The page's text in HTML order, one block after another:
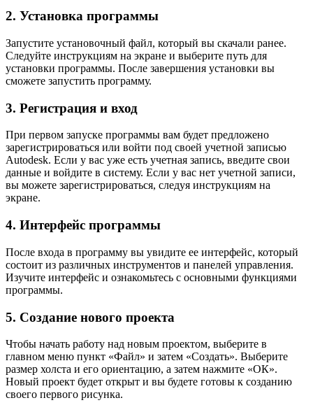
2. Установка программы
Запустите установочный файл, который вы скачали ранее.
Следуйте инструкциям на экране и выберите путь для
установки программы. После завершения установки вы
сможете запустить программу.
3. Регистрация и вход
При первом запуске программы вам будет предложено
зарегистрироваться или войти под своей учетной записью
Autodesk. Если у вас уже есть учетная запись, введите свои
данные и войдите в систему. Если у вас нет учетной записи,
вы можете зарегистрироваться, следуя инструкциям на
экране.
4. Интерфейс программы
После входа в программу вы увидите ее интерфейс, который
состоит из различных инструментов и панелей управления.
Изучите интерфейс и ознакомьтесь с основными функциями
программы.
5. Создание нового проекта
Чтобы начать работу над новым проектом, выберите в
главном меню пункт «Файл» и затем «Создать». Выберите
размер холста и его ориентацию, а затем нажмите «ОК».
Новый проект будет открыт и вы будете готовы к созданию
своего первого рисунка.